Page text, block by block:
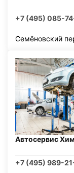
+7 (495) 085-
Семёновский
Автосервис
+7 (495) 989-